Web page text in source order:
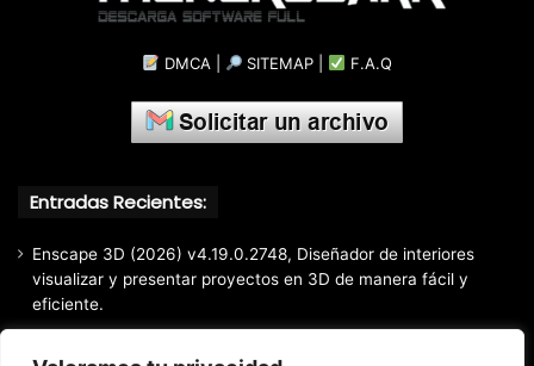
DMCA SITEMAP F.A.Q
Entradas Recientes:
Enscape 3D (2026) v4.19.0.2748, Diseñador de interiores
visualizar y presentar proyectos en 3D de manera fácil y
eficiente.